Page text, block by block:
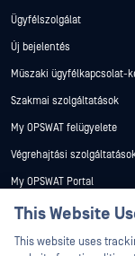
Ügyfélszolgálat
Új bejelentés
Műszaki ügyfélkapcsolat-
Szakmai szolgáltatások
My OPSWAT felügyelete
Végrehajtási
My OPSWAT Portal
Műszaki dokumentáció
Képzések
This Website
This website uses